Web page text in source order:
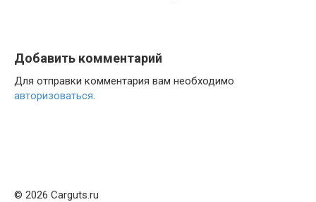
Добавить комментарий
Для отправки комментария вам необходимо
авторизоваться.
© 2026 Carguts.ru